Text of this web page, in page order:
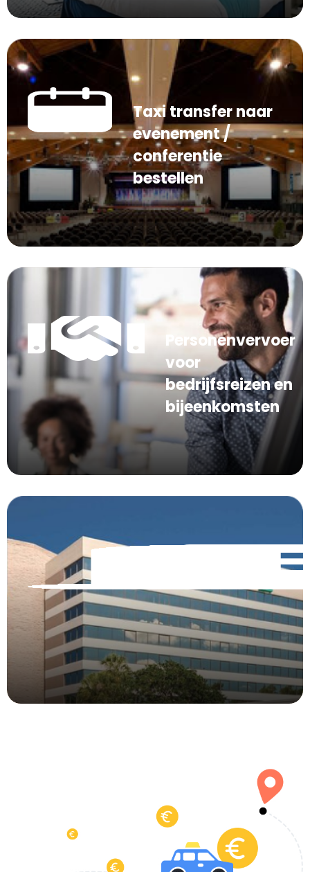
Taxi transfer naar
evenement /
conferentie
bestellen
Personenvervoer
voor
bedrijfsreizen en
bijeenkomsten